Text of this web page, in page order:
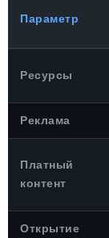
Параметр
Ресурсы
Реклама
Платный
контент
Открытие